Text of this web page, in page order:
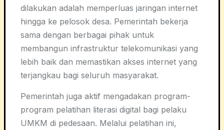
dilakukan adalah memperluas jaringan internet
hingga ke pelosok desa. Pemerintah bekerja
sama dengan berbagai pihak untuk
membangun infrastruktur telekomunikasi yang
lebih baik dan memastikan akses internet yang
terjangkau bagi seluruh masyarakat.
Pemerintah juga aktif mengadakan program-
program pelatihan literasi digital bagi pelaku
UMKM di pedesaan. Melalui pelatihan ini,